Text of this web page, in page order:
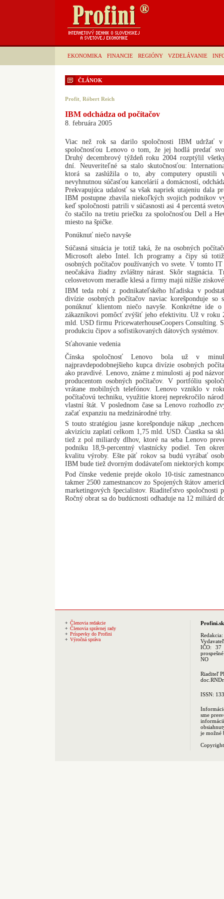
EKONOMIKA FINANCIE REGIÓNY VZDELÁVANIE
ČLÁNOK
Profit Róbert Reich
IBM odchádza od počítačov
8. februára 2005
Viac než rok sa darilo spoločnosti IBM udržať
spoločnosťou Lenovo o tom, že jej hodlá predať
Druhý decembrový týždeň roku 2004 rozptýlil
dní. Neuveriteľné sa stalo skutočnosťou:
ktorá sa zaslúžila o to, aby computery opustili
nevyhnutnou súčasťou kancelárií a domácností,
Prekvapujúca udalosť sa však napriek utajeniu dala
IBM postupne zbavila niekoľkých svojich podnikov
keď spoločnosti patrili v súčasnosti asi 4 percentá
čo stačilo na tretiu priečku za spoločnosťou Dell a
miesto na špičke.
Ponúknuť niečo navyše
Súčasná situácia je totiž taká, že na osobných
Microsoft alebo Intel. Ich programy a čipy sú totiž
osobných počítačov používaných vo svete. V tomto
neočakáva žiadny zvláštny nárast. Skôr stagnácia.
celosvetovom meradle klesá a firmy majú nižšie
IBM teda robí z podnikateľského hľadiska v
divízie osobných počítačov naviac korešponduje so
ponúknuť klientom niečo navyše. Konkrétne ide
zákazníkovi pomôcť zvýšiť jeho efektivitu. Už v roku
mld. USD firmu PricewaterhouseCoopers Consulting.
produkciu čipov a sofistikovaných dátových systémov.
Sťahovanie vedenia
Čínska spoločnosť Lenovo bola už v
najpravdepodobnejšieho kupca divízie osobných
ako pravdivé. Lenovo, známe z minulosti aj pod
producentom osobných počítačov. V portfóliu
vrátane mobilných telefónov. Lenovo vzniklo v
počítačovú techniku, využitie ktorej neprekročilo
vlastní štát. V poslednom čase sa Lenovo rozhodlo
začať expanziu na medzinárodné trhy.
S touto stratégiou jasne korešponduje nákup
akvizíciu zaplatí celkom 1,75 mld. USD. Čiastka sa
tiež z pol miliardy dlhov, ktoré na seba Lenovo
podniku 18,9-percentný vlastnícky podiel. Ten
kvalitu výroby. Ešte päť rokov sa budú vyrábať
IBM bude tiež dvorným dodávateľom niektorých
Pod čínske vedenie prejde okolo 10-tisíc
takmer 2500 zamestnancov zo Spojených štátov
marketingových špecialistov. Riaditeľstvo spoločnosti
Ročný obrat sa do budúcnosti odhaduje na 12 miliárd
Členovia redakcie
Členovia správnej rady
Príspevky do Profini
Výročná správa
Profini.sk
Redakcia:
IČO: 37
NO
Riaditeľ
ISSN:
sme
je možné